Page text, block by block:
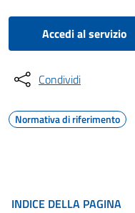
Accedi al servizio
Condividi
Normativa di riferimento
INDICE DELLA PAGINA